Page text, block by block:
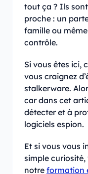
tout ça ? Ils
proche : un
famille ou
contrôle.
Si vous êtes ici,
vous craignez
stalkerware.
car dans cet
détecter et à
logiciels espion.
Et si vous vous
simple
notre formation